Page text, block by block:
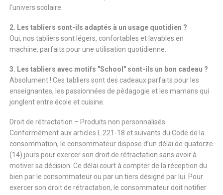
l'univers scolaire.
2. Les tabliers sont-ils adaptés à un usage quotidien ?
Oui, nos tabliers sont légers, confortables et lavables en
machine, parfaits pour une utilisation quotidienne.
3. Les tabliers avec motifs "School" sont-ils un bon cadeau ?
Absolument ! Ces tabliers sont des cadeaux parfaits pour les
enseignantes, les passionnées de pédagogie et les mamans qui
jonglent entre école et cuisine.
Droit de rétractation – Produits non personnalisés
Conformément aux articles L.221-18 et suivants du Code de la
consommation, le consommateur dispose d’un délai de quatorze
(14) jours pour exercer son droit de rétractation sans avoir à
motiver sa décision. Ce délai court à compter de la réception du
bien par le consommateur ou par un tiers désigné par lui. Pour
exercer son droit de rétractation, le consommateur doit notifier